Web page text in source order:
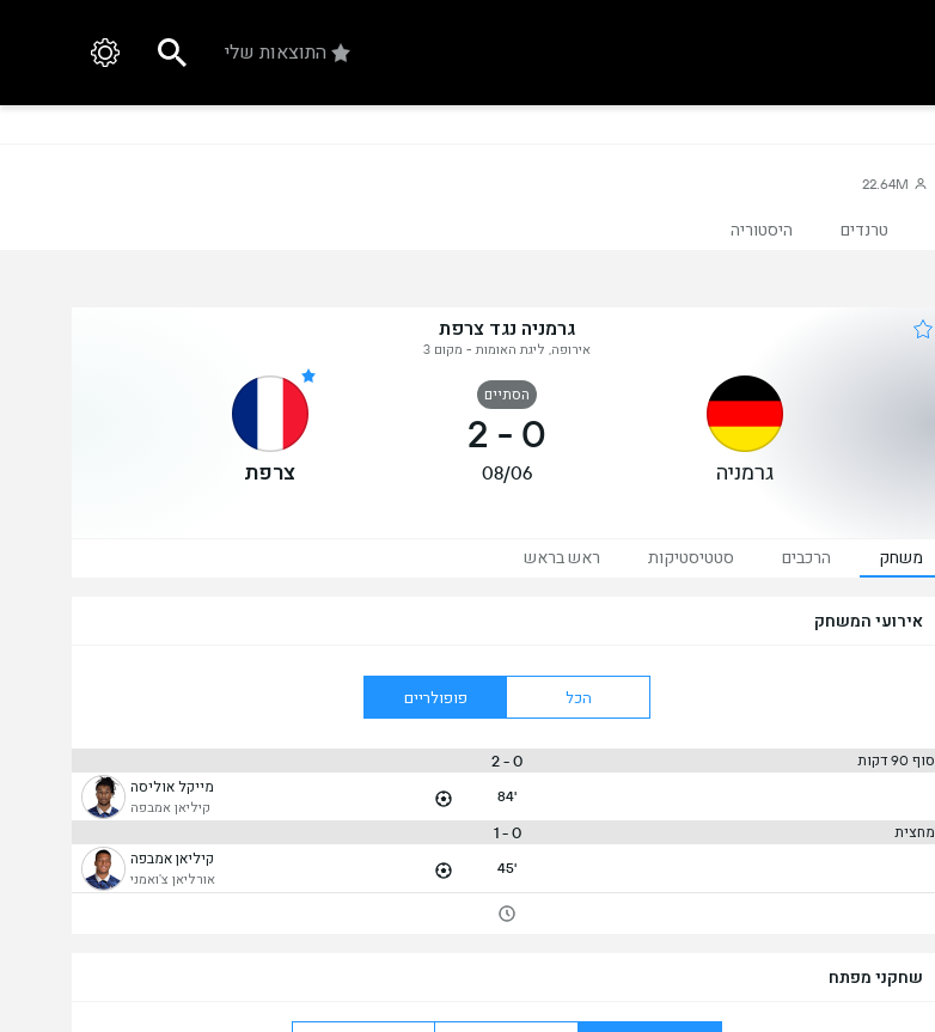
התוצאות שלי
22.64M
טרנדים היסטוריה
גרמניה נגד צרפת
אירופה, ליגת האומות - מקום 3
גרמניה
הסתיים
0
-
2
08/06 צרפת
משחק הרכבים סטטיסטיקות ראש בראש
אירועי המשחק
הכל פופולריים
סוף 90 דקות 0 - 2
84'
מייקל אוליסה
קיליאן אמבפה
מחצית 0 - 1
45'
קיליאן אמבפה
אורליאן צ'ואמני
שחקני מפתח